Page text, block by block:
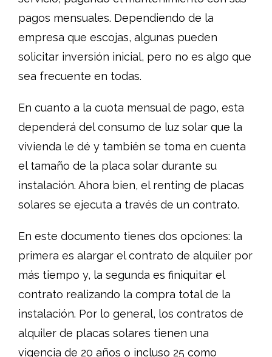
pagos mensuales. Dependiendo de la
empresa que escojas, algunas pueden
solicitar inversión inicial, pero no es algo que
sea frecuente en todas.
En cuanto a la cuota mensual de pago, esta
dependerá del consumo de luz solar que la
vivienda le dé y también se toma en cuenta
el tamaño de la placa solar durante su
instalación. Ahora bien, el renting de placas
solares se ejecuta a través de un contrato.
En este documento tienes dos opciones: la
primera es alargar el contrato de alquiler por
más tiempo y, la segunda es finiquitar el
contrato realizando la compra total de la
instalación. Por lo general, los contratos de
alquiler de placas solares tienen una
vigencia de 20 años o incluso 25 como